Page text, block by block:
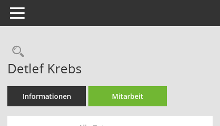
Toggle navigation
Rechercheauswahl
Detlef Krebs
Informationen Mitarbeit